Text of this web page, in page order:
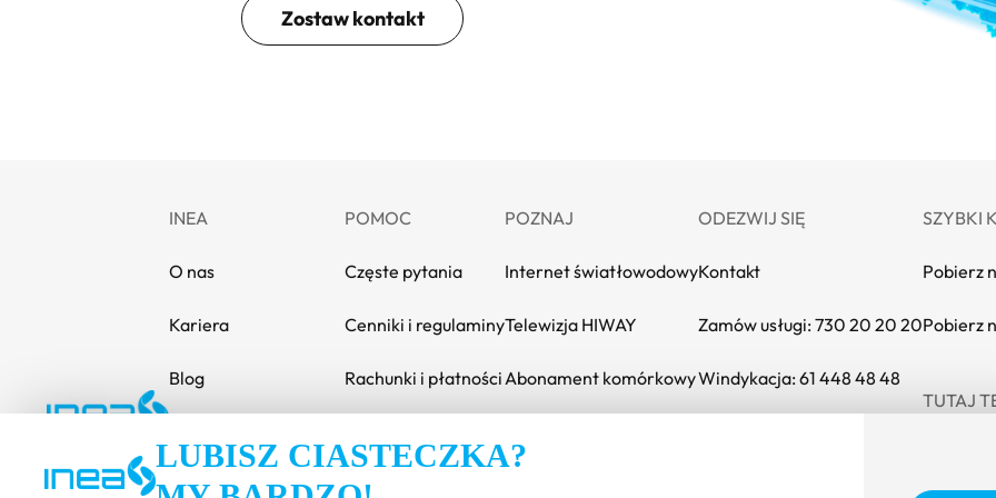
LUBISZ CIASTECZKA?
Zostaw kontakt
INEA
O nas
Kariera
Blog
Zrównoważony rozwój
POMOC
Częste pytania
Cenniki i regulaminy
Rachunki i płatności
Dokumenty
POZNAJ
Internet światłowodowy
Telewizja HIWAY
Abonament komórkowy
ODEZWIJ SIĘ
Kontakt
Zamów usługi: 730 20 20 20
Windykacja: 61 448 48 48
SZYBKI
Pobierz
Pobierz
TUTAJ